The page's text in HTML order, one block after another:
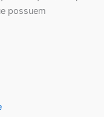
possuem